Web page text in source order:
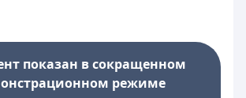
показан в сокращенном
режиме